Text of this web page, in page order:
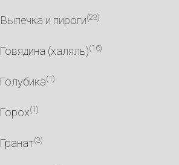
Выпечка и пироги(23)
Говядина (халяль)(16)
Голубика(1)
Горох(1)
Гранат(3)